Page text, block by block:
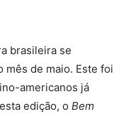
brasileira se
mês de maio. Este foi
americanos já
edição, o Bem